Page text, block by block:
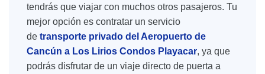
tendrás que viajar con muchos otros pasajeros. Tu
mejor opción es contratar un servicio
de transporte privado del Aeropuerto de
Cancún a Los Lirios Condos Playacar, ya que
podrás disfrutar de un viaje directo de puerta a